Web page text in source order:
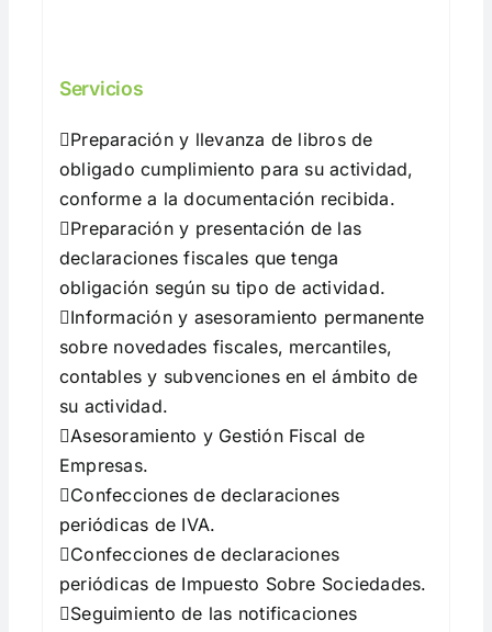
Servicios
Preparación y llevanza de libros de
obligado cumplimiento para su actividad,
conforme a la documentación recibida.
Preparación y presentación de las
declaraciones fiscales que tenga
obligación según su tipo de actividad.
Información y asesoramiento permanente
sobre novedades fiscales, mercantiles,
contables y subvenciones en el ámbito de
su actividad.
Asesoramiento y Gestión Fiscal de
Empresas.
Confecciones de declaraciones
periódicas de IVA.
Confecciones de declaraciones
periódicas de Impuesto Sobre Sociedades.
Seguimiento de las notificaciones